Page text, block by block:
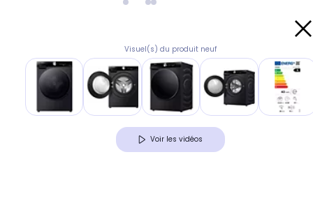
Visuel(s) du produit neuf
Voir les vidéos